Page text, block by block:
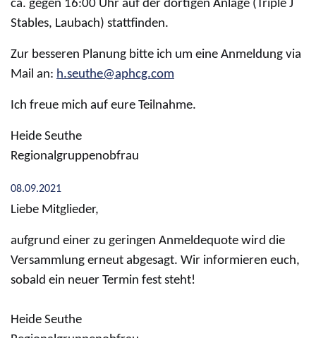
ca. gegen 16:00 Uhr auf der dortigen Anlage (Triple J
Stables, Laubach) stattfinden.
Zur besseren Planung bitte ich um eine Anmeldung via
Mail an: h.seuthe@aphcg.com
Ich freue mich auf eure Teilnahme.
Heide Seuthe
Regionalgruppenobfrau
08.09.2021
Liebe Mitglieder,
aufgrund einer zu geringen Anmeldequote wird die
Versammlung erneut abgesagt. Wir informieren euch,
sobald ein neuer Termin fest steht!
Heide Seuthe